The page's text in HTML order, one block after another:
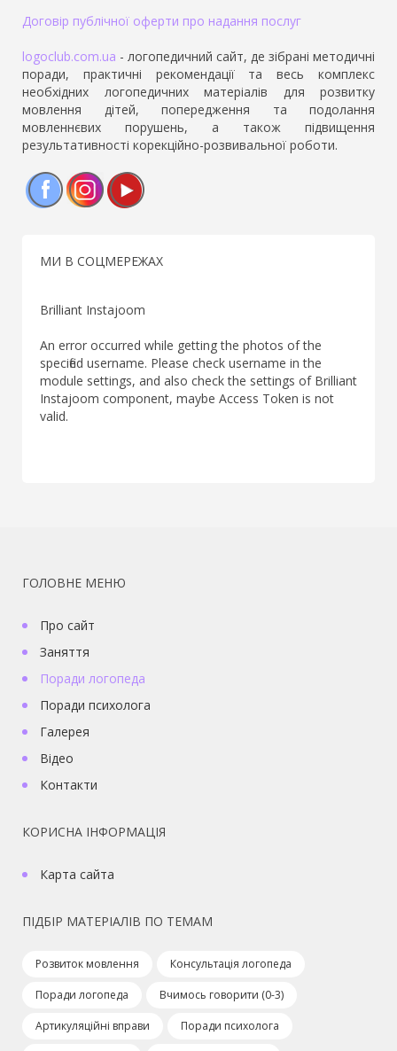
Договір публічної оферти про надання послуг
logoclub.com.ua - логопедичний сайт, де зібрані методичні
поради, практичні рекомендації та весь комплекс
необхідних логопедичних матеріалів для розвитку
мовлення дітей, попередження та подолання
мовленнєвих порушень, а також підвищення
результативності корекційно-розвивальної роботи.
МИ В СОЦМЕРЕЖАХ
Brilliant Instajoom
An error occurred while getting the photos of the
specified username. Please check username in the
module settings, and also check the settings of Brilliant
Instajoom component, maybe Access Token is not
valid.
ГОЛОВНЕ МЕНЮ
Про сайт
Заняття
Поради логопеда
Поради психолога
Галерея
Відео
Контакти
КОРИСНА ІНФОРМАЦІЯ
Карта сайта
ПІДБІР МАТЕРІАЛІВ ПО ТЕМАМ
Розвиток мовлення Консультація логопеда
Поради логопеда Вчимось говорити (0-3)
Артикуляційні вправи Поради психолога